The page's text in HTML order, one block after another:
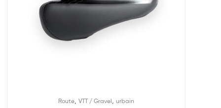
Route VTT / Gravel urbain